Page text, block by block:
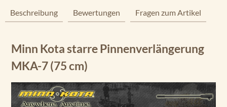
Beschreibung Bewertungen Fragen zum Artikel
Minn Kota starre Pinnenverlängerung
MKA-7 (75 cm)